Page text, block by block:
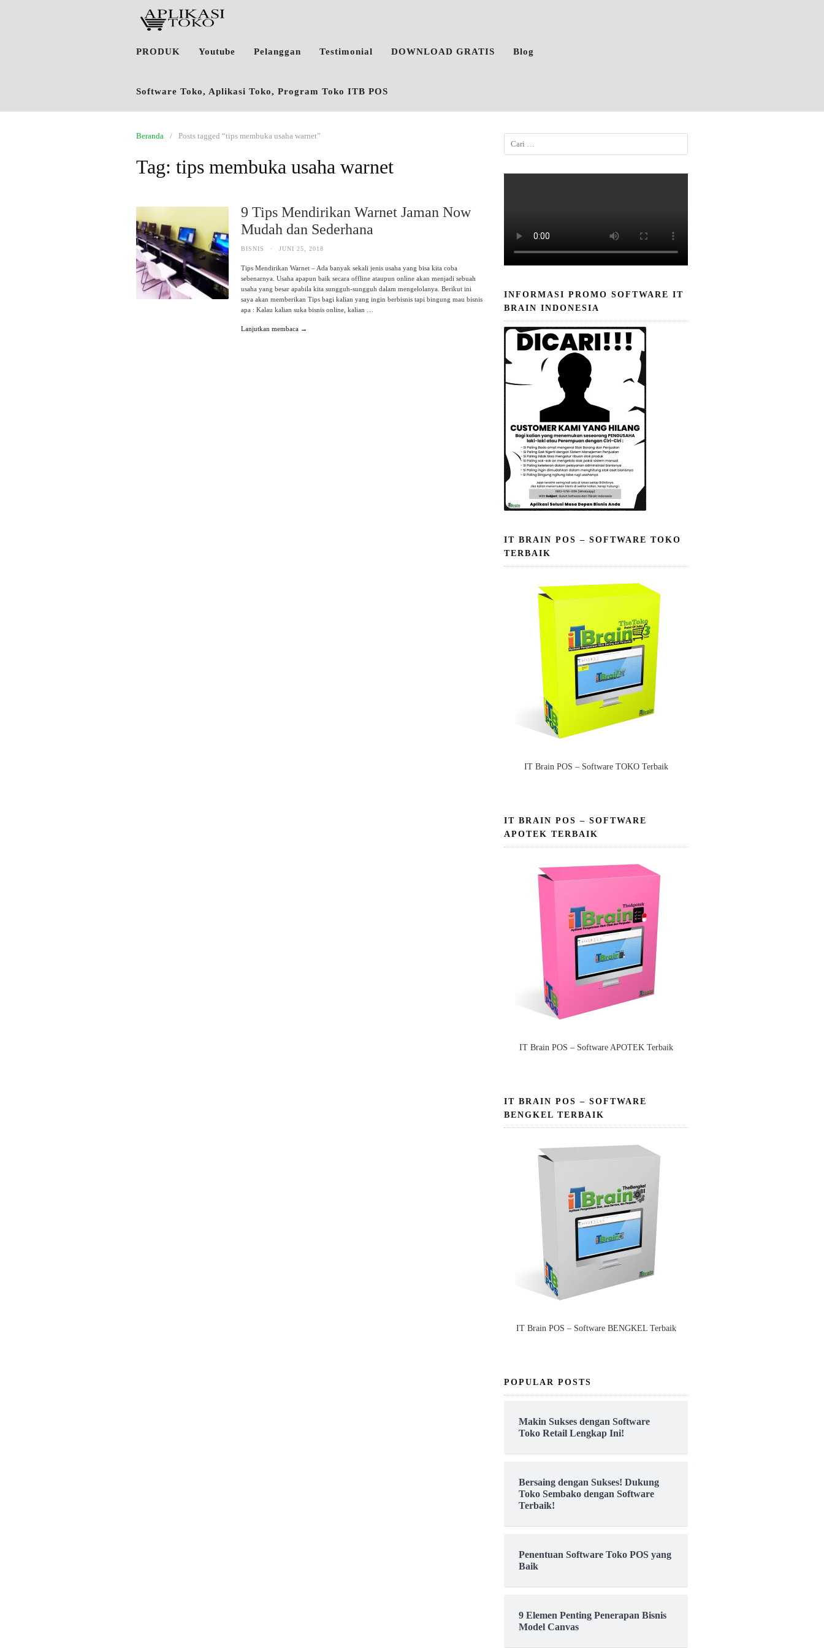
PRODUK Youtube Pelanggan Testimonial DOWNLOAD GRATIS Blog
Software Toko, Aplikasi Toko, Program Toko ITB POS
Beranda Posts tagged “tips membuka usaha warnet”
Tag: tips membuka usaha warnet
9 Tips Mendirikan Warnet Jaman Now
Mudah dan Sederhana
BISNIS · JUNI 25, 2018
Tips Mendirikan Warnet – Ada banyak sekali jenis usaha yang bisa kita coba
sebenarnya. Usaha apapun baik secara offline ataupun online akan menjadi sebuah
usaha yang besar apabila kita sungguh-sungguh dalam mengelolanya. Berikut ini
saya akan memberikan Tips bagi kalian yang ingin berbisnis tapi bingung mau bisnis
apa : Kalau kalian suka bisnis online, kalian …
Lanjutkan membaca →
INFORMASI PROMO SOFTWARE IT
BRAIN INDONESIA
IT BRAIN POS – SOFTWARE TOKO
TERBAIK
IT Brain POS – Software TOKO Terbaik
IT BRAIN POS – SOFTWARE
APOTEK TERBAIK
IT Brain POS – Software APOTEK Terbaik
IT BRAIN POS – SOFTWARE
BENGKEL TERBAIK
IT Brain POS – Software BENGKEL Terbaik
POPULAR POSTS
Makin Sukses dengan Software
Toko Retail Lengkap Ini!
Bersaing dengan Sukses! Dukung
Toko Sembako dengan Software
Terbaik!
Penentuan Software Toko POS yang
Baik
9 Elemen Penting Penerapan Bisnis
Model Canvas